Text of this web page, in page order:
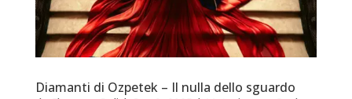
Diamanti di Ozpetek – Il nulla dello sguardo